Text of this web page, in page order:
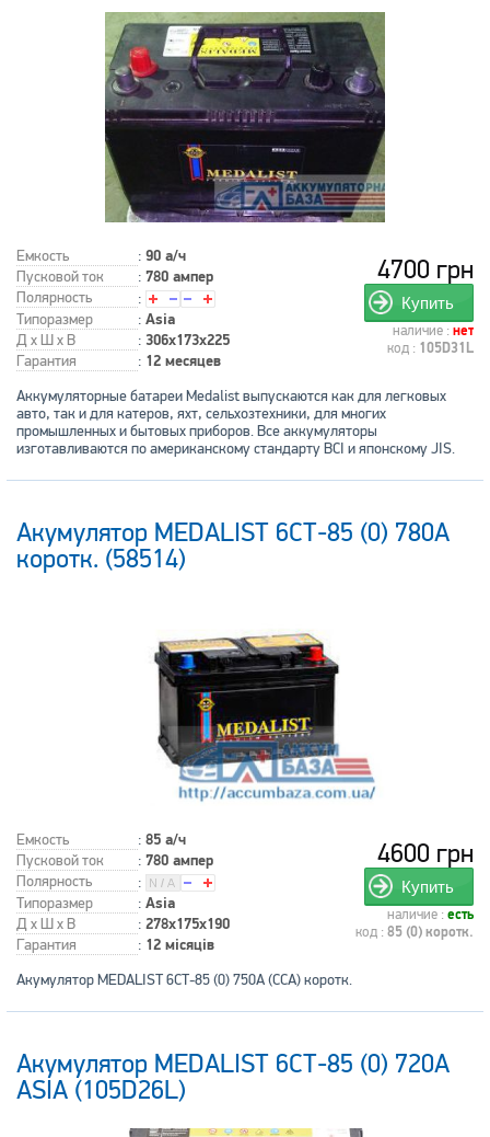
Емкость : 90 а/ч
Пусковой ток : 780 ампер
Полярность
:
Типоразмер
: Asia
Д x Ш x В : 306x173x225
Гарантия : 12 месяцев
4700 грн
Купить
наличие : нет
код : 105D31L
Аккумуляторные батареи Medalist выпускаются как для легковых
авто, так и для катеров, яхт, сельхозтехники, для многих
промышленных и бытовых приборов. Все аккумуляторы
изготавливаются по американскому стандарту BCI и японскому JIS.
Акумулятор MEDALIST 6СТ-85 (0) 780A
коротк. (58514)
Емкость : 85 а/ч
Пусковой ток : 780 ампер
Полярность
:
Типоразмер
: Asia
Д x Ш x В : 278x175x190
Гарантия : 12 місяців
4600 грн
Купить
наличие : есть
код : 85 (0) коротк.
Акумулятор MEDALIST 6СТ-85 (0) 750A (CCA) коротк.
Акумулятор MEDALIST 6СТ-85 (0) 720А
ASIA (105D26L)